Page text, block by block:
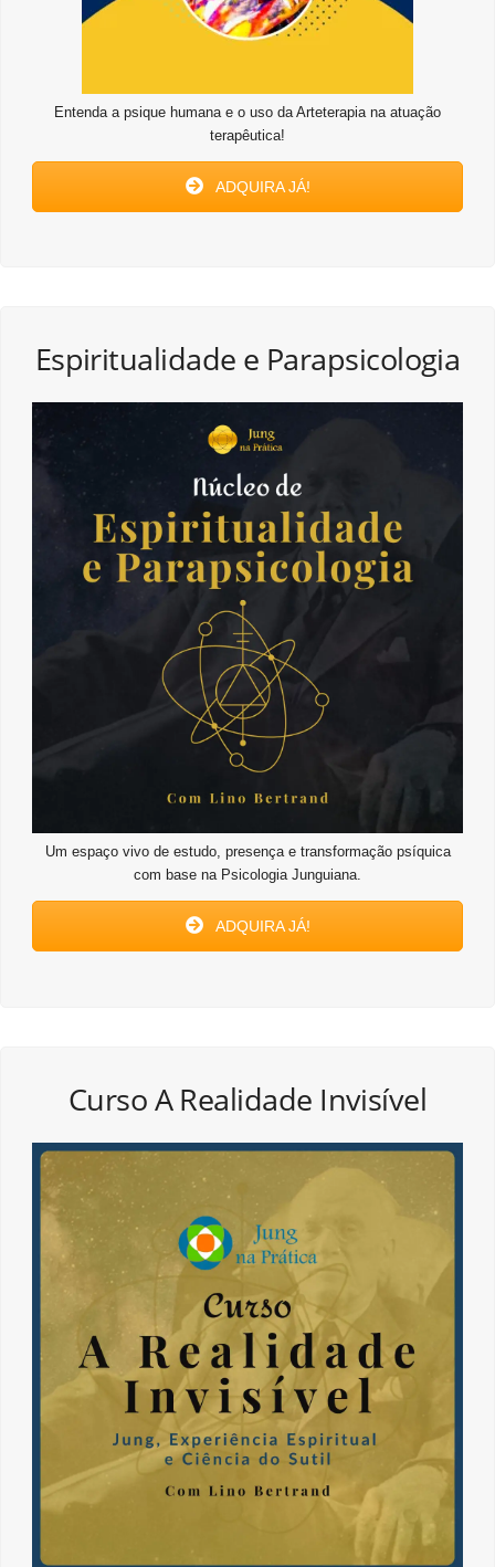
Entenda a psique humana e o uso da Arteterapia na atuação
terapêutica!
ADQUIRA JÁ!
Espiritualidade e Parapsicologia
Um espaço vivo de estudo, presença e transformação psíquica
com base na Psicologia Junguiana.
ADQUIRA JÁ!
Curso A Realidade Invisível